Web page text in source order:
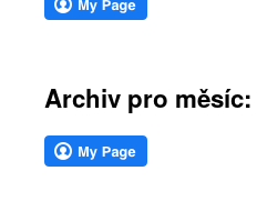
webu
Archiv pro měsíc: